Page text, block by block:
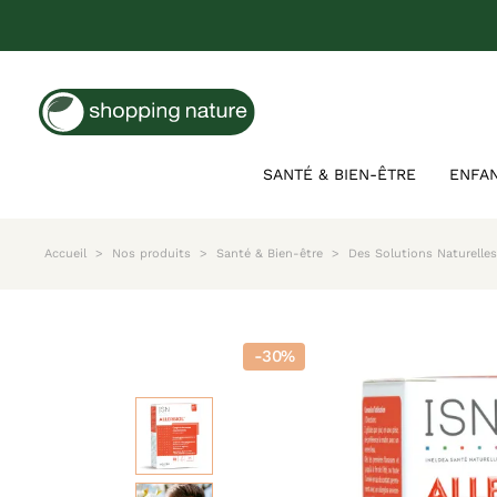
SANTÉ & BIEN-ÊTRE
Accueil Nos produits Santé & Bien-être Des Solutions
-30%